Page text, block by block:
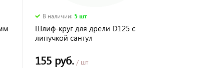
В наличии: 5 шт
Шлиф-круг для дрели D125 с
липучкой сантул
155 руб. / шт